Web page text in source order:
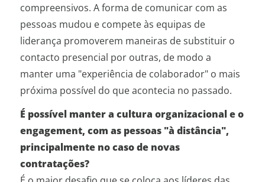
compreensivos. A forma de comunicar com as
pessoas mudou e compete às equipas de
liderança promoverem maneiras de substituir o
contacto presencial por outras, de modo a
manter uma "experiência de colaborador" o mais
próxima possível do que acontecia no passado.
É possível manter a cultura organizacional e o
engagement, com as pessoas "à distância",
principalmente no caso de novas
contratações?